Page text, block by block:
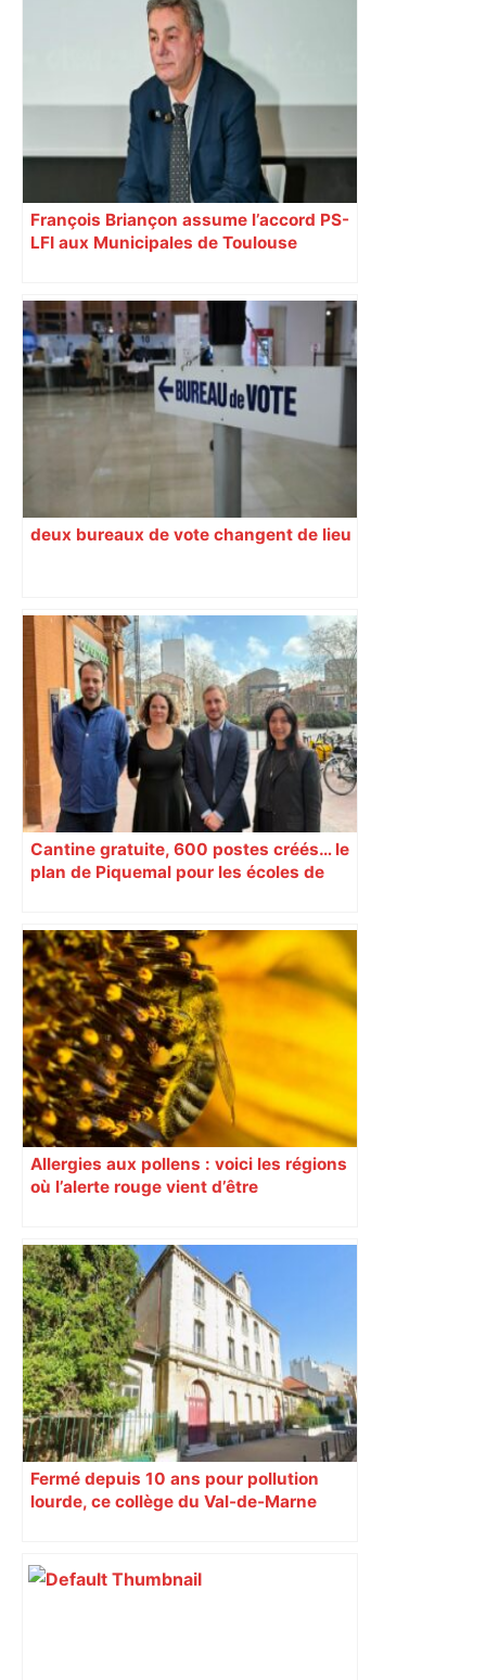
François Briançon assume l’accord PS-
LFI aux Municipales de Toulouse
deux bureaux de vote changent de lieu
Cantine gratuite, 600 postes créés… le
plan de Piquemal pour les écoles de
Allergies aux pollens : voici les régions
où l’alerte rouge vient d’être
Fermé depuis 10 ans pour pollution
lourde, ce collège du Val-de-Marne